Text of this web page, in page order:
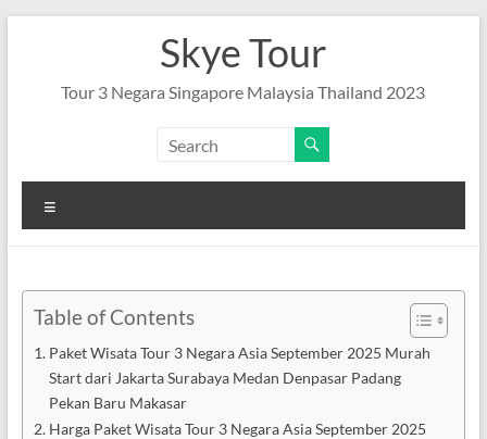
Skye Tour
Tour 3 Negara Singapore Malaysia Thailand 2023
Table of Contents
Paket Wisata Tour 3 Negara Asia September 2025 Murah
Start dari Jakarta Surabaya Medan Denpasar Padang
Pekan Baru Makasar
Harga Paket Wisata Tour 3 Negara Asia September 2025